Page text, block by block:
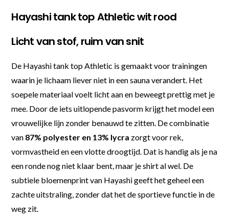
Hayashi tank top Athletic wit rood
Licht van stof, ruim van snit
De Hayashi tank top Athletic is gemaakt voor trainingen
waarin je lichaam liever niet in een sauna verandert. Het
soepele materiaal voelt licht aan en beweegt prettig met je
mee. Door de iets uitlopende pasvorm krijgt het model een
vrouwelijke lijn zonder benauwd te zitten. De combinatie
van 87% polyester en 13% lycra zorgt voor rek,
vormvastheid en een vlotte droogtijd. Dat is handig als je na
een ronde nog niet klaar bent, maar je shirt al wel. De
subtiele bloemenprint van Hayashi geeft het geheel een
zachte uitstraling, zonder dat het de sportieve functie in de
weg zit.